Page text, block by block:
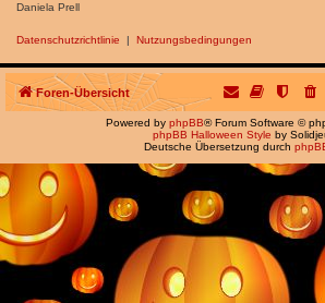
Daniela Prell
Datenschutzrichtlinie | Nutzungsbedingungen
Foren-Übersicht
Powered by phpBB® Forum Software ©
phpBB Halloween Style by
Deutsche Übersetzung durch